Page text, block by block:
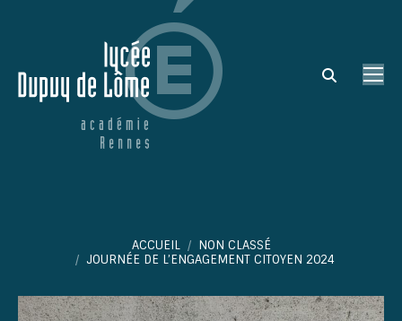
Search:
ACCUEIL
NON CLASSÉ
JOURNÉE DE L’ENGAGEMENT CITOYEN 2024